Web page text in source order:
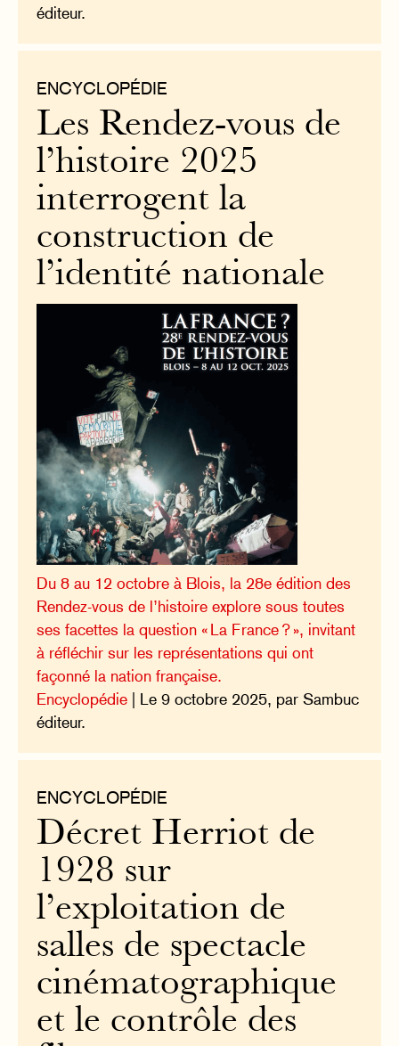
éditeur.
ENCYCLOPÉDIE
Les Rendez-vous de
l’histoire 2025
interrogent la
construction de
l’identité nationale
Du 8 au 12 octobre à Blois, la 28e édition des
Rendez-vous de l’histoire explore sous toutes
ses facettes la question « La France ? », invitant
à réfléchir sur les représentations qui ont
façonné la nation française.
Encyclopédie | Le 9 octobre 2025, par Sambuc
éditeur.
ENCYCLOPÉDIE
Décret Herriot de
1928 sur
l’exploitation de
salles de spectacle
cinématographique
et le contrôle des